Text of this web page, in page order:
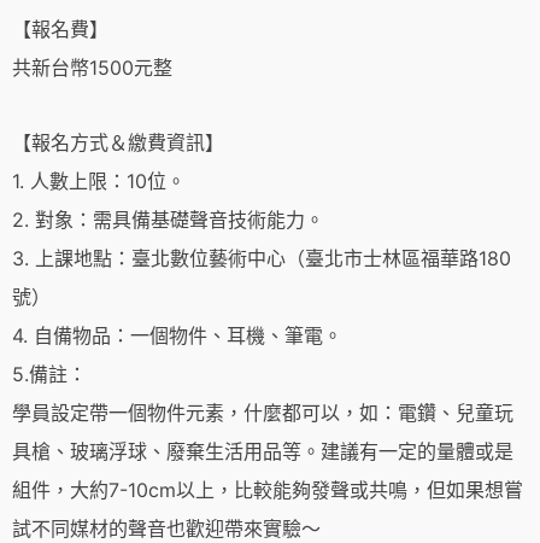
【報名費】
共新台幣1500元整
【報名方式＆繳費資訊】
1. 人數上限：10位。
2. 對象：需具備基礎聲音技術能力。
3. 上課地點：臺北數位藝術中心（臺北市士林區福華路180
號）
4. 自備物品：⼀個物件、耳機、筆電。
5.備註：
學員設定帶一個物件元素，什麼都可以，如：電鑽、兒童玩
具槍、玻璃浮球、廢棄生活用品等。建議有一定的量體或是
組件，大約7-10cm以上，比較能夠發聲或共鳴，但如果想嘗
試不同媒材的聲音也歡迎帶來實驗～